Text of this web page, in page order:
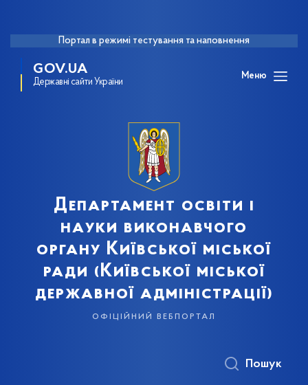
Портал в режимі тестування та наповнення
GOV.UA
Державні сайти України
Меню
Департамент освіти і
науки виконавчого
органу Київської міської
ради (Київської міської
державної адміністрації)
офіційний вебпортал
Пошук